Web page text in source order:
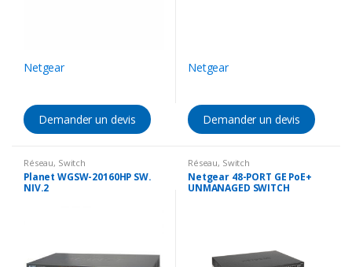
Netgear
Demander un devis
Netgear
Demander un devis
Réseau, Switch
Planet WGSW-20160HP SW.
NIV.2
Réseau, Switch
Netgear 48-PORT GE PoE+
UNMANAGED SWITCH